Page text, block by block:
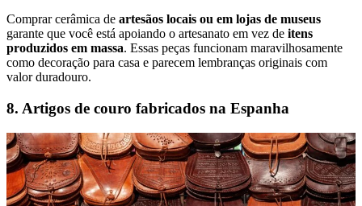
Comprar cerâmica de artesãos locais ou em lojas de museus
garante que você está apoiando o artesanato em vez de itens
produzidos em massa. Essas peças funcionam maravilhosamente
como decoração para casa e parecem lembranças originais com
valor duradouro.
8. Artigos de couro fabricados na Espanha